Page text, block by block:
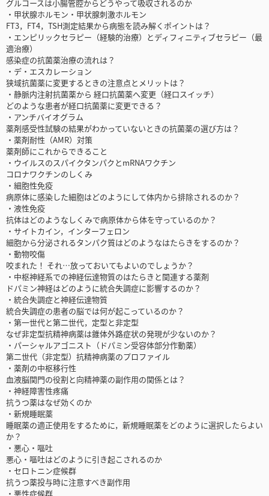
グルコースは小腸管腔からどうやって吸収されるのか
・甲状腺ホルモン・甲状腺刺激ホルモン
FT3，FT4，TSH測定結果から病態を読み解くポイントは？
・エンピリックセラピー（経験的治療）とディフィニティブセラピー（最
適治療）
感染症の抗菌薬治療の流れは？
・デ・エスカレーション
狭域抗菌薬に変更するときの注意点とメリットは？
・静脈内注射抗菌薬から 経口抗菌薬へ変更（経口スイッチ）
どのような患者が経口抗菌薬に変更できる？
・アンチバイオグラム
薬剤感受性試験の結果がわかっていないときの抗菌薬の選び方は？
・薬剤耐性（AMR）対策
薬剤師にこれからできること
・ウイルスのスパイクタンパクとmRNAワクチン
コロナワクチンのしくみ
・細胞性免疫
病原体に感染した細胞はどのようにして体内から排除されるのか？
・液性免疫
抗体はどのようなしくみで病原体から体を守っているのか？
・サイトカイン，インターフェロン
細胞から分泌されるタンパク質はどのようなはたらきをするのか？
・動物咬傷
咬まれた！ それ…放っておいてもよいのでしょうか？
・中枢神経系での神経伝達物質のはたらきと関連する薬剤
ドパミン神経はどのように統合失調症に影響するのか？
・統合失調症と神経伝達物質
統合失調症の患者の脳では何が起こっているのか？
・第一世代と第二世代，定型と非定型
なぜ非定型抗精神病薬は錐体外路症状の発現が少ないのか？
・パーシャルアゴニスト（ドパミン受容体部分作動薬）
第二世代（非定型）抗精神病薬のプロファイル
・薬剤の中枢移行性
血液脳関門の役割と向精神薬の副作用の関係とは？
・神経障害性疼痛
抗うつ薬はなぜ効くのか
・新規睡眠薬
睡眠薬の適正使用をするために，新規睡眠薬をどのように選択したらよい
か？
・悪心・嘔吐
悪心・嘔吐はどのように引き起こされるのか
・セロトニン症候群
抗うつ薬投与時に注意すべき副作用
・悪性症候群